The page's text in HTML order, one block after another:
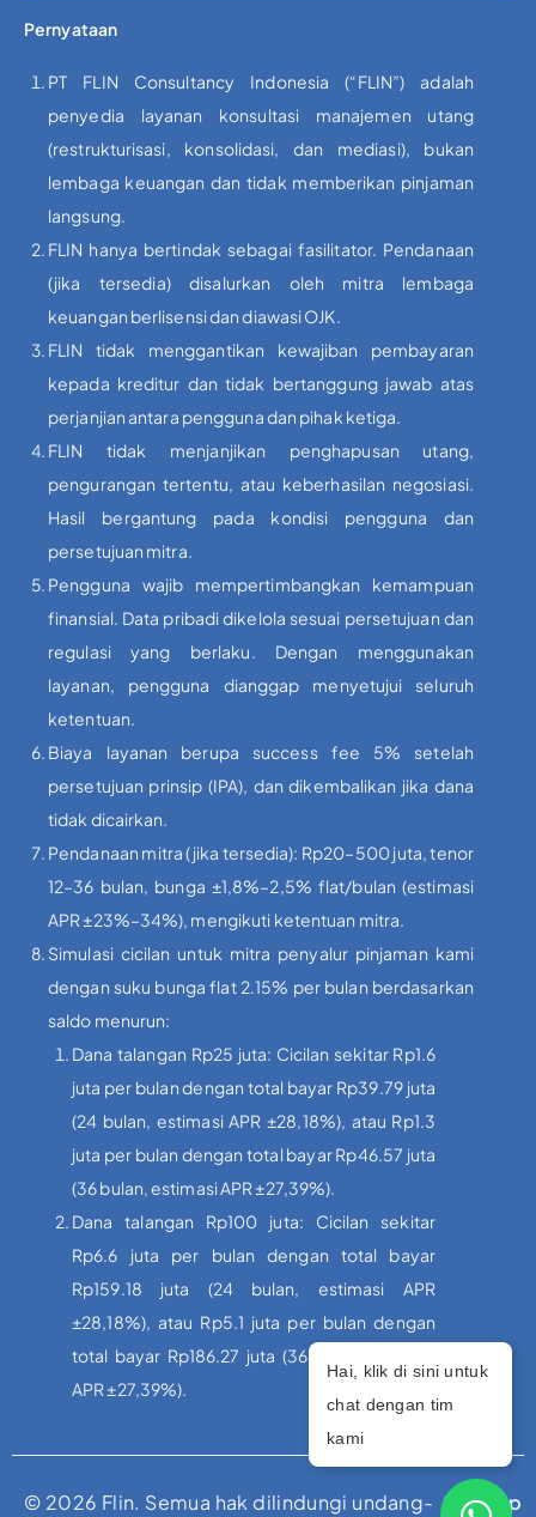
Pernyataan
PT FLIN Consultancy Indonesia (“FLIN”) adalah
penyedia layanan konsultasi manajemen utang
(restrukturisasi, konsolidasi, dan mediasi), bukan
lembaga keuangan dan tidak memberikan pinjaman
langsung.
FLIN hanya bertindak sebagai fasilitator. Pendanaan
(jika tersedia) disalurkan oleh mitra lembaga
keuangan berlisensi dan diawasi OJK.
FLIN tidak menggantikan kewajiban pembayaran
kepada kreditur dan tidak bertanggung jawab atas
perjanjian antara pengguna dan pihak ketiga.
FLIN tidak menjanjikan penghapusan utang,
pengurangan tertentu, atau keberhasilan negosiasi.
Hasil bergantung pada kondisi pengguna dan
persetujuan mitra.
Pengguna wajib mempertimbangkan kemampuan
finansial. Data pribadi dikelola sesuai persetujuan dan
regulasi yang berlaku. Dengan menggunakan
layanan, pengguna dianggap menyetujui seluruh
ketentuan.
Biaya layanan berupa success fee 5% setelah
persetujuan prinsip (IPA), dan dikembalikan jika dana
tidak dicairkan.
Pendanaan mitra (jika tersedia): Rp20–500 juta, tenor
12–36 bulan, bunga ±1,8%–2,5% flat/bulan (estimasi
APR ±23%–34%), mengikuti ketentuan mitra.
Simulasi cicilan untuk mitra penyalur pinjaman kami
dengan suku bunga flat 2.15% per bulan berdasarkan
saldo menurun:
Dana talangan Rp25 juta: Cicilan sekitar Rp1.6
juta per bulan dengan total bayar Rp39.79 juta
(24 bulan, estimasi APR ±28,18%), atau Rp1.3
juta per bulan dengan total bayar Rp46.57 juta
(36 bulan, estimasi APR ±27,39%).
Dana talangan Rp100 juta: Cicilan sekitar
Rp6.6 juta per bulan dengan total bayar
Rp159.18 juta (24 bulan, estimasi APR
±28,18%), atau Rp5.1 juta per bulan dengan
total bayar Rp186.27 juta (36 bulan, estimasi
APR ±27,39%).
Hai, klik di sini untuk
chat dengan tim
kami
© 2026 Flin. Semua hak dilindungi undang- Sitemap